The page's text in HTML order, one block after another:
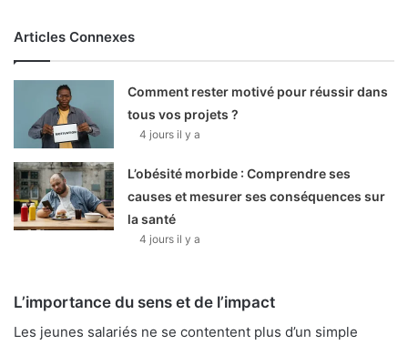
Articles Connexes
Comment rester motivé pour réussir dans
tous vos projets ?
4 jours il y a
L’obésité morbide : Comprendre ses
causes et mesurer ses conséquences sur
la santé
4 jours il y a
L’importance du sens et de l’impact
Les jeunes salariés ne se contentent plus d’un simple